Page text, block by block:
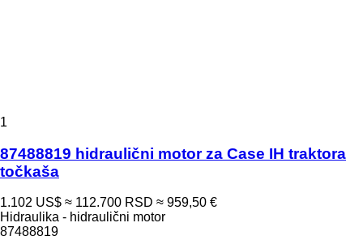
1
87488819 hidraulični motor za Case IH traktora
točkaša
1.102 US$ ≈ 112.700 RSD ≈ 959,50 €
Hidraulika - hidraulični motor
87488819